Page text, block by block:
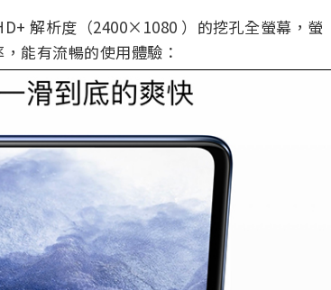
解析度（2400×1080 ）的挖孔全螢幕，螢
能有流暢的使用體驗：